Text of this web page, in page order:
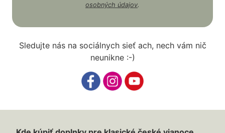
osobných údajov.
Sledujte nás na sociálnych sieť ach, nech vám nič
neunikne :-)